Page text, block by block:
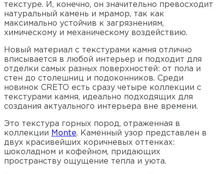
текстуре. И, конечно, он значительно превосходит
натуральный камень и мрамор, так как
максимально устойчив к загрязнениям,
химическому и механическому воздействию.
Новый материал с текстурами камня отлично
вписывается в любой интерьер и подходит для
отделки самых разных поверхностей: от пола и
стен до столешниц и подоконников. Среди
новинок CRETO есть сразу четыре коллекции с
текстурами камня, идеально подходящих для
создания актуального интерьера вне времени.
Это текстура горных пород, отраженная в
коллекции Monte. Каменный узор представлен в
двух красивейших коричневых оттенках:
шоколадном и кофейном, придающих
пространству ощущение тепла и уюта.